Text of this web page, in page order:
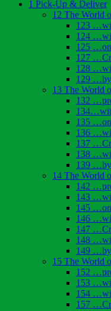
1 Pick-Up & Deliver
12 The World
123
124
125 …on
127
128
129 …by
13 The World
132
135 …on
136
137
138
139 …by
14 The World
142
143
145 …on
146
147
148
149 …by
15 The World
152
153
154
157